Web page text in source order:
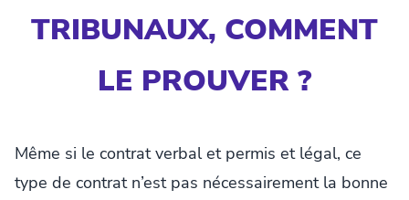
TRIBUNAUX, COMMENT
LE PROUVER ?
Même si le contrat verbal et permis et légal, ce
type de contrat n’est pas nécessairement la bonne